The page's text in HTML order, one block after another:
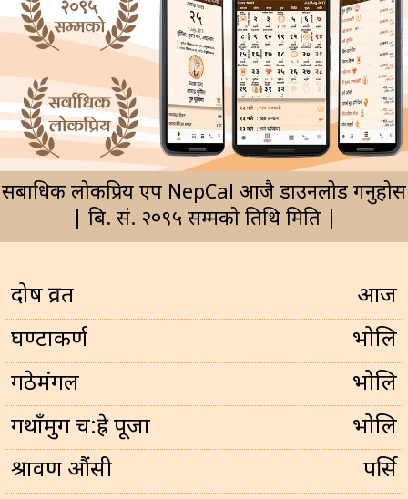
सर्बाधिक लोकप्रिय एप NepCal आजै डाउनलोड गर्नुहोस
| बि. सं. २०९५ सम्मको तिथि मिति |
प्रदोष व्रत
आज
घण्टाकर्ण
भोलि
गठेमंगल
भोलि
गथाँमुग च:ह्रे पूजा
भोलि
श्रावण औंसी
पर्सि